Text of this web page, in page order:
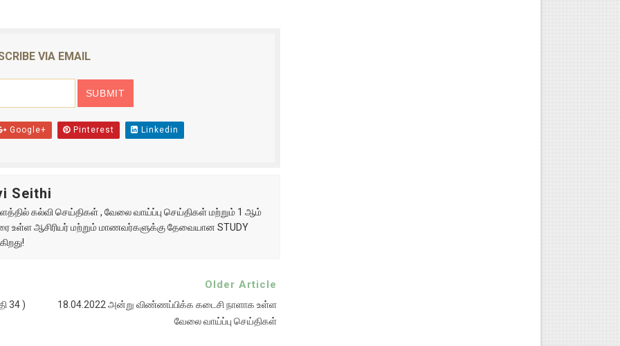
VIA EMAIL
Google+ Pinterest Linkedin
Seithi
கல்வி செய்திகள் , வேலை வாய்ப்பு செய்திகள் மற்றும் 1 ஆம்
உள்ள ஆசிரியர் மற்றும் மாணவர்களுக்கு தேவையான STUDY
34 )
Older Article
18.04.2022 அன்று விண்ணப்பிக்க கடைசி நாளாக உள்ள
வேலை வாய்ப்பு செய்திகள்